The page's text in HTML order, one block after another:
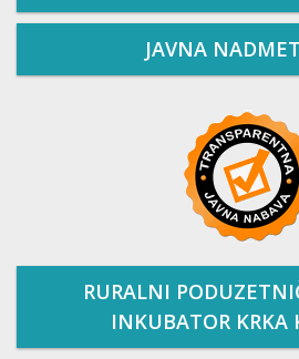
JAVNA
RURALNI
INKUBATOR KRKA